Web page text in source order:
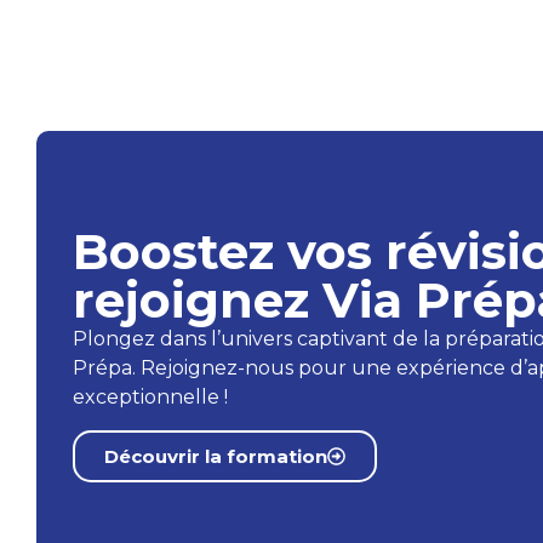
Boostez vos
rejoignez Via
Plongez dans l’univers captivant de la
Prépa. Rejoignez-nous pour une expérience
exceptionnelle !
Découvrir la formation